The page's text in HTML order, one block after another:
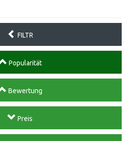
FILTR
Popularität
Bewertung
Preis